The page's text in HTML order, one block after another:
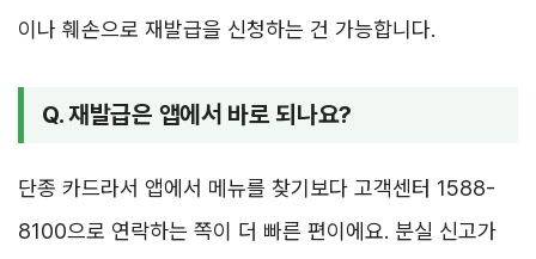
이나 훼손으로 재발급을 신청하는 건 가능합니다.
Q. 재발급은 앱에서 바로 되나요?
단종 카드라서 앱에서 메뉴를 찾기보다 고객센터 1588-
8100으로 연락하는 쪽이 더 빠른 편이에요. 분실 신고가